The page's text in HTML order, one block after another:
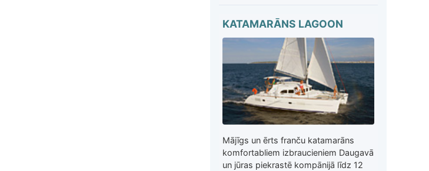
KATAMARĀNS LAGOON
Mājīgs un ērts franču katamarāns
komfortabliem izbraucieniem Daugavā
un jūras piekrastē kompānijā līdz 12